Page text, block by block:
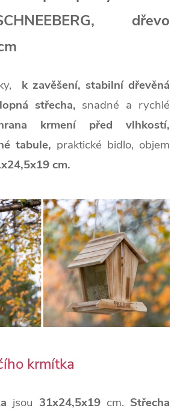
dřevo
k zavěšení, stabilní dřevěná
střecha, snadné a rychlé
krmení před vlhkostí,
tabule, praktické bidlo, objem
cm.
krmítka
jsou 31x24,5x19cm. Střecha